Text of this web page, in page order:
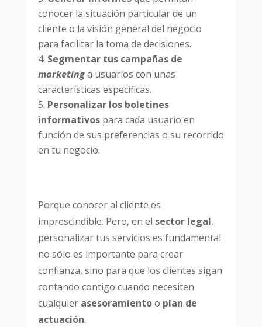
conocer la situación particular de un
cliente o la visión general del negocio
para facilitar la toma de decisiones.
Segmentar tus campañas de
marketinga usuarios con unas
características específicas.
Personalizar los boletines
informativospara cada usuario en
función de sus preferencias o su recorrido
en tu negocio.
Porque conocer al cliente es
imprescindible. Pero, en el sector legal,
personalizar tus servicios es fundamental
no sólo es importante para crear
confianza, sino para que los clientes sigan
contando contigo cuando necesiten
cualquier asesoramientoo plan de
actuación.